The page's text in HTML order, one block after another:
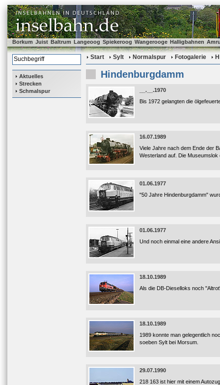
Borkum Juist Baltrum Langeoog Spiekeroog Wangerooge Halligbahnen
Aktuelles
Strecken
Schmalspur
Start Sylt Normalspur Fotogalerie
Hindenburgdamm
__.__.1970
Bis 1972 gelangten die
16.07.1989
Viele Jahre nach dem Ende der
Westerland auf. Die
01.06.1977
"50 Jahre Hindenburgdamm"
01.06.1977
Und noch einmal eine andere
18.10.1989
Als die DB-Dieselloks noch
18.10.1989
1989 konnte man gelegentlich
soeben Sylt bei Morsum.
29.07.1990
218 163 ist hier mit einem